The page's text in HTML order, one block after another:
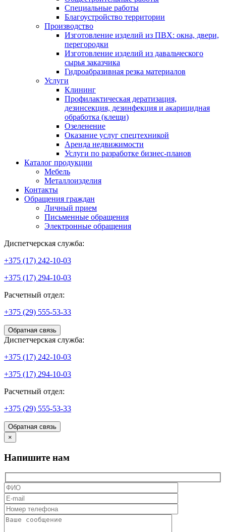
Специальные работы
Благоустройство территории
Производство
Изготовление изделий из ПВХ: окна, двери,
перегородки
Изготовление изделий из давальческого
сырья заказчика
Гидроабразивная резка материалов
Услуги
Клининг
Профилактическая дератизация,
дезинсекция, дезинфекция и акарицидная
обработка (клещи)
Озеленение
Оказание услуг спецтехникой
Аренда недвижимости
Услуги по разработке бизнес-планов
Каталог продукции
Мебель
Металлоизделия
Контакты
Обращения граждан
Личный прием
Письменные обращения
Электронные обращения
Диспетчерская служба:
+375 (17) 242-10-03
+375 (17) 294-10-03
Расчетный отдел:
+375 (29) 555-53-33
Обратная связь
Диспетчерская служба:
+375 (17) 242-10-03
+375 (17) 294-10-03
Расчетный отдел:
+375 (29) 555-53-33
Обратная связь
×
Напишите нам